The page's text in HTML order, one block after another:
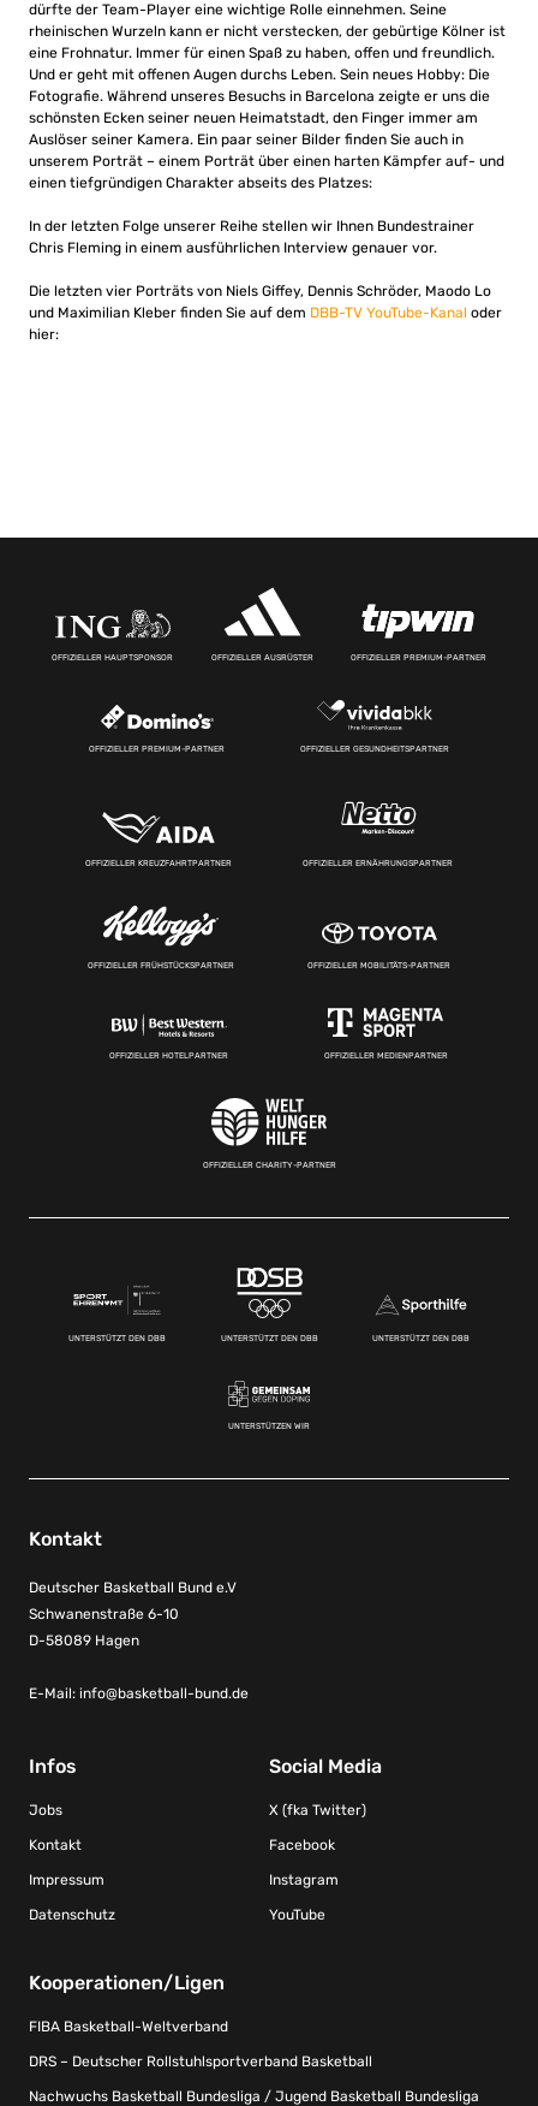
dürfte der Team-Player eine wichtige Rolle einnehmen. Seine
rheinischen Wurzeln kann er nicht verstecken, der gebürtige Kölner ist
eine Frohnatur. Immer für einen Spaß zu haben, offen und freundlich.
Und er geht mit offenen Augen durchs Leben. Sein neues Hobby: Die
Fotografie. Während unseres Besuchs in Barcelona zeigte er uns die
schönsten Ecken seiner neuen Heimatstadt, den Finger immer am
Auslöser seiner Kamera. Ein paar seiner Bilder finden Sie auch in
unserem Porträt – einem Porträt über einen harten Kämpfer auf- und
einen tiefgründigen Charakter abseits des Platzes:
In der letzten Folge unserer Reihe stellen wir Ihnen Bundestrainer
Chris Fleming in einem ausführlichen Interview genauer vor.
Die letzten vier Porträts von Niels Giffey, Dennis Schröder, Maodo Lo
und Maximilian Kleber finden Sie auf dem DBB-TV YouTube-Kanal oder
hier:
OFFIZIELLER HAUPTSPONSOR OFFIZIELLER AUSRÜSTER OFFIZIELLER PREMIUM-PARTNER
OFFIZIELLER PREMIUM-PARTNER OFFIZIELLER GESUNDHEITSPARTNER
OFFIZIELLER KREUZFAHRTPARTNER OFFIZIELLER ERNÄHRUNGSPARTNER
OFFIZIELLER FRÜHSTÜCKSPARTNER OFFIZIELLER MOBILITÄTS-PARTNER
OFFIZIELLER HOTELPARTNER OFFIZIELLER MEDIENPARTNER
OFFIZIELLER CHARITY-PARTNER
UNTERSTÜTZT DEN DBB UNTERSTÜTZT DEN DBB UNTERSTÜTZT DEN DBB
UNTERSTÜTZEN WIR
Kontakt
Deutscher Basketball Bund e.V
Schwanenstraße 6-10
D-58089 Hagen
E-Mail: info@basketball-bund.de
Infos
Jobs
Kontakt
Impressum
Datenschutz
Social Media
X (fka Twitter)
Facebook
Instagram
YouTube
Kooperationen/Ligen
FIBA Basketball-Weltverband
DRS – Deutscher Rollstuhlsportverband Basketball
Nachwuchs Basketball Bundesliga / Jugend Basketball Bundesliga